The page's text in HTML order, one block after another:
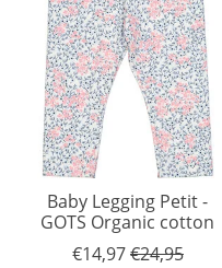
Baby Legging Petit -
GOTS Organic cotton
€14,97€24,95